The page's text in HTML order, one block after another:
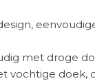
met droge
vochtige doek,